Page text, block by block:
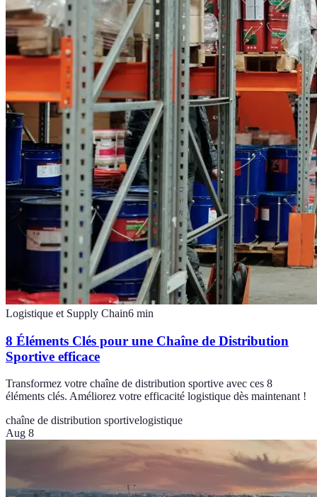
Logistique et Supply Chain6 min
8 Éléments Clés pour une Chaîne de Distribution
Sportive efficace
Transformez votre chaîne de distribution sportive avec ces 8
éléments clés. Améliorez votre efficacité logistique dès maintenant !
chaîne de distribution sportivelogistique
Aug 8